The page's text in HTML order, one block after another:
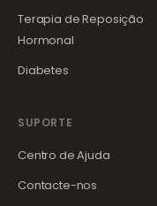
Terapia de Reposição
Hormonal
Diabetes
SUPORTE
Centro de Ajuda
Contacte-nos